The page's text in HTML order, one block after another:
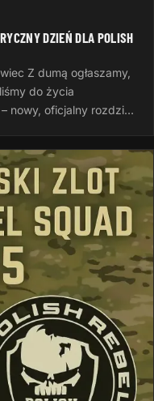
DZIEŃ DLA POLISH
Z dumą ogłaszamy,
do życia
nowy, oficjalny rozdział